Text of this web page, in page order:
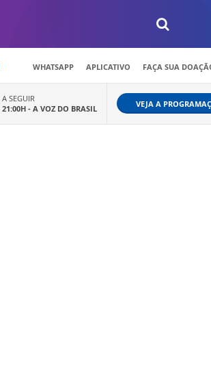
WHATSAPP APLICATIVO FAÇA SUA
A SEGUIR
21:00H - A VOZ DO BRASIL VEJA A